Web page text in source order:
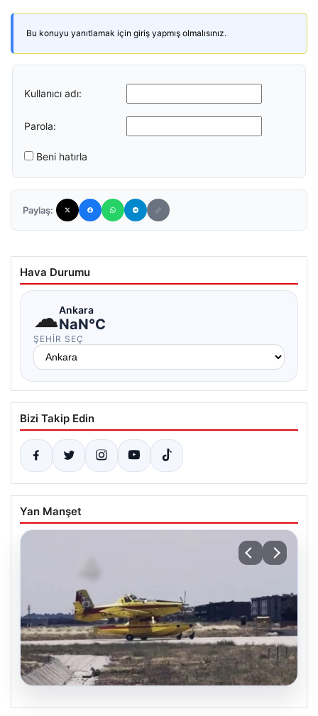
Bu konuyu yanıtlamak için giriş yapmış olmalısınız.
Kullanıcı adı:
Parola:
Beni hatırla
Paylaş:
Hava Durumu
☁Ankara
NaN°C
ŞEHIR SEÇ
Bizi Takip Edin
Yan Manşet
06.08.2026